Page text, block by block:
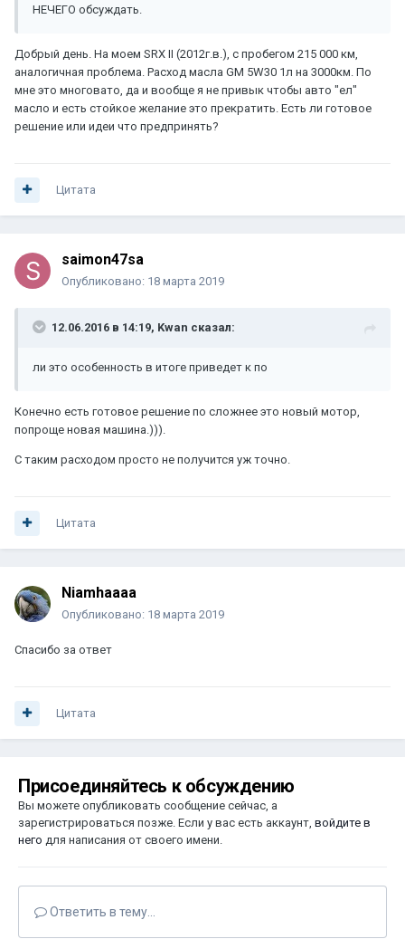
НЕЧЕГО обсуждать.
Добрый день. На моем SRX II (2012г.в.), с пробегом 215 000 км,
аналогичная проблема. Расход масла GM 5W30 1л на 3000км. По
мне это многовато, да и вообще я не привык чтобы авто "ел"
масло и есть стойкое желание это прекратить. Есть ли готовое
решение или идеи что предпринять?
Цитата
saimon47sa
Опубликовано: 18 марта 2019
12.06.2016 в 14:19, Kwan сказал:
ли это особенность в итоге приведет к по
Конечно есть готовое решение по сложнее это новый мотор,
попроще новая машина.))).
С таким расходом просто не получится уж точно.
Цитата
Niamhaaaa
Опубликовано: 18 марта 2019
Спасибо за ответ
Цитата
Присоединяйтесь к обсуждению
Вы можете опубликовать сообщение сейчас, а
зарегистрироваться позже. Если у вас есть аккаунт, войдите в
него для написания от своего имени.
Ответить в тему...